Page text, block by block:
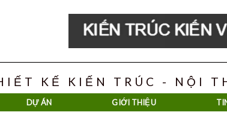
KẾ KIẾN TRÚC - NỘI
DỰ ÁN GIỚI THIỆU